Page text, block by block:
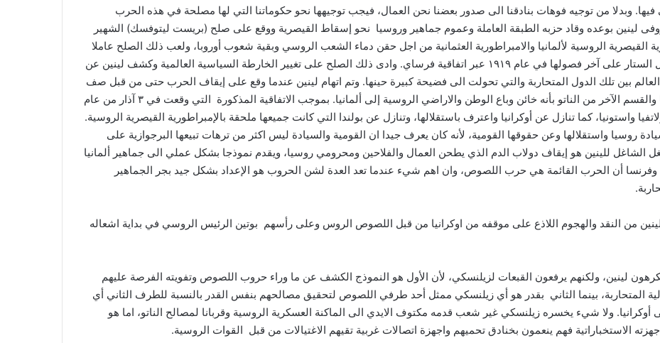
فيها. وبدلا من توجيه فوهات بنادقنا الى صدور بعضنا نحن العمال، فيجب توجيهها نحو حكوماتنا التي لها مصلحة في هذه الحرب
. ووفى لينين بوعده وقاد حزبه الطبقة العاملة وعموم جماهير وروسيا نحو إسقاط القيصرية ووقع على صلح (بريست ليتوفسك) الشهير
القيصرية الروسية لألمانيا والامبراطورية العثمانية من اجل حقن دماء الشعب الروسي وبقية شعوب أوروبا، ولعب ذلك الصلح عاملا
مهما في إخراج روسيا من الحرب العالمية واسدال الستار على آخر فصولها في عام ١٩١٩ عبر اتفاقية فرساي. وادى ذلك الصلح على تغيير الخارطة السياسية العالمية وكشف لينين عن
بين تلك الدول المتحاربة والتي تحولت الى فضيحة كبيرة حينها. وتم اتهام لينين عندما وقع على إيقاف الحرب حتى من قبل صف
من اليسار الذي يتخندق اليوم قسم منه مع روسيا والقسم الآخر من الناتو بأنه خائن وباع الوطن والاراضي الروسية إلى ألمانيا. بموجب الاتفاقية المذكورة التي وقعت في ٣ آذار من عام
ولاتفيا واستونيا، كما تنازل عن أوكرانيا واعترف باستقلالها، وتنازل عن بولندا التي كانت جميعها ملحقة بالإمبراطورية القيصرية الروسية.
روسيا واستقلالها وعن حقوقها القومية، لأنه كان يعرف جيدا ان القومية والسيادة ليس اكثر من ترهات تبيعها البرجوازية على
الشاغل للينين هو إيقاف دولاب الدم الذي يطحن العمال والفلاحين ومحرومي روسيا، ويقدم نموذجا بشكل عملي الى جماهير ألمانيا
وفرنسا أن الحرب القائمة هي حرب اللصوص، وان اهم شيء عندما تعد العدة لشن الحروب هو الإعداد بشكل جيد بجر الجماهير
من النقد والهجوم اللاذع على موقفه من اوكرانيا من قبل اللصوص الروس وعلى رأسهم بوتين الرئيس الروسي في بداية اشعاله
لينين، ولكنهم يرفعون القبعات لزيلنسكي، لأن الأول هو النموذج الكشف عن ما وراء حروب اللصوص وتفويته الفرصة عليهم
المتحاربة، بينما الثاني بقدر هو أي زيلنسكي ممثل أحد طرفي اللصوص لتحقيق مصالحهم بنفس القدر بالنسبة للطرف الثاني أي
ولا شيء يخسره زيلنسكي غير شعب قدمه مكتوف الايدي الى الماكنة العسكرية الروسية وقربانا لمصالح الناتو، اما هو
الاستخباراتية فهم ينعمون بخنادق تحميهم واجهزة اتصالات غربية تقيهم الاغتيالات من قبل القوات الروسية.